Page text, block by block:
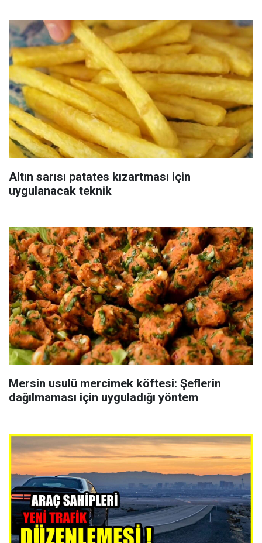
Altın sarısı patates kızartması için
uygulanacak teknik
Mersin usulü mercimek köftesi: Şeflerin
dağılmaması için uyguladığı yöntem